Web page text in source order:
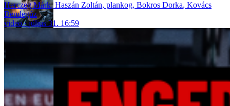
Herczeg Márk,Haszán Zoltán, plankog, Bokros Dorka, Kovács
Bendegúz
video
július 31. 16:59